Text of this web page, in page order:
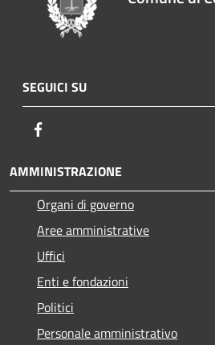
SEGUICI SU
AMMINISTRAZIONE
Organi di governo
Aree amministrative
Uffici
Enti e fondazioni
Politici
Personale amministrativo